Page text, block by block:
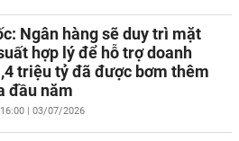
Ngân hàng sẽ duy trì mặt
hợp lý để hỗ trợ doanh
triệu tỷ đã được bơm thêm
đầu năm
16:00 | 03/07/2026